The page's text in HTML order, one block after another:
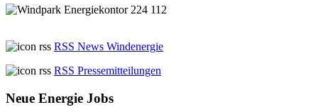
RSS News Windenergie
RSS Pressemitteilungen
Neue Energie Jobs